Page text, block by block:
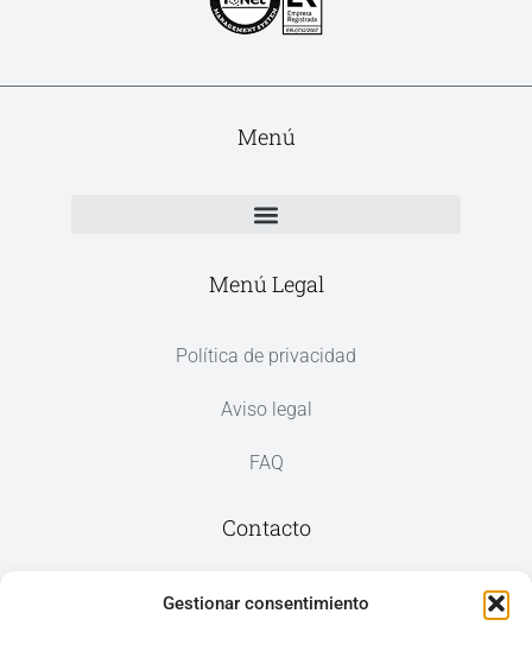
Gestionar consentimiento
Menú
Menú Legal
Política de privacidad
Aviso legal
FAQ
Contacto
Av. del Mar, 59, 03187 Los Montesinos,